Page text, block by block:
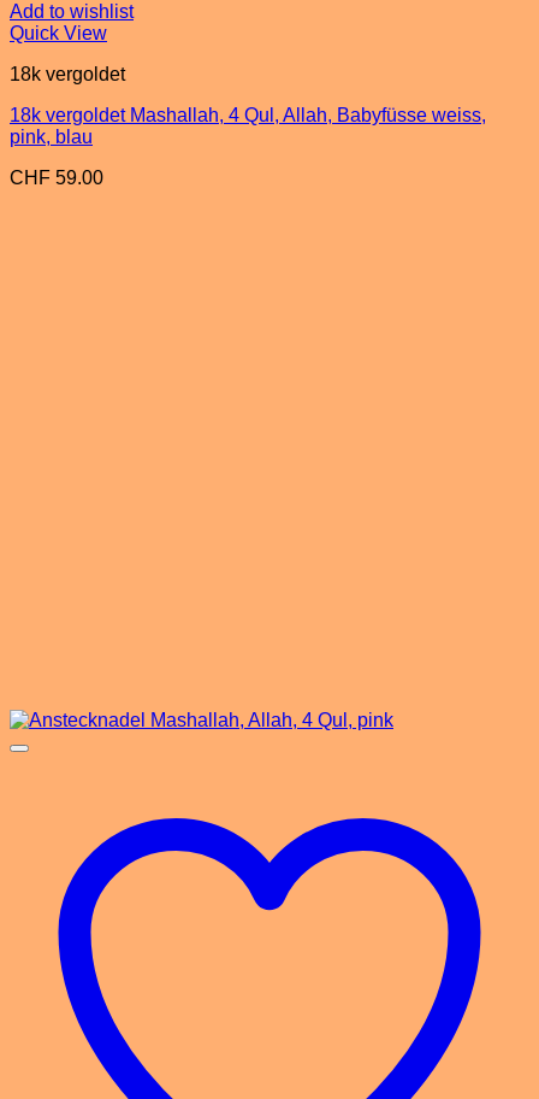
Add to wishlist
Quick View
18k vergoldet
18k vergoldet Mashallah, 4 Qul, Allah, Babyfüsse weiss,
pink, blau
CHF 59.00